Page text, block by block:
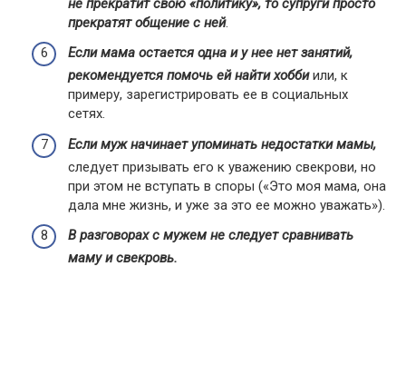
прекратят общение с ней.
Если мама остается одна и у нее нет занятий,
рекомендуется помочь ей найти хоббиили, к
примеру, зарегистрировать ее в социальных
сетях.
Если муж начинает упоминать недостатки мамы,
следует призывать его к уважению свекрови, но
при этом не вступать в споры («Это моя мама, она
дала мне жизнь, и уже за это ее можно уважать»).
В разговорах с мужем не следует сравнивать
маму и свекровь.